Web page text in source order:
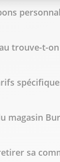
trouve-t-on
sa